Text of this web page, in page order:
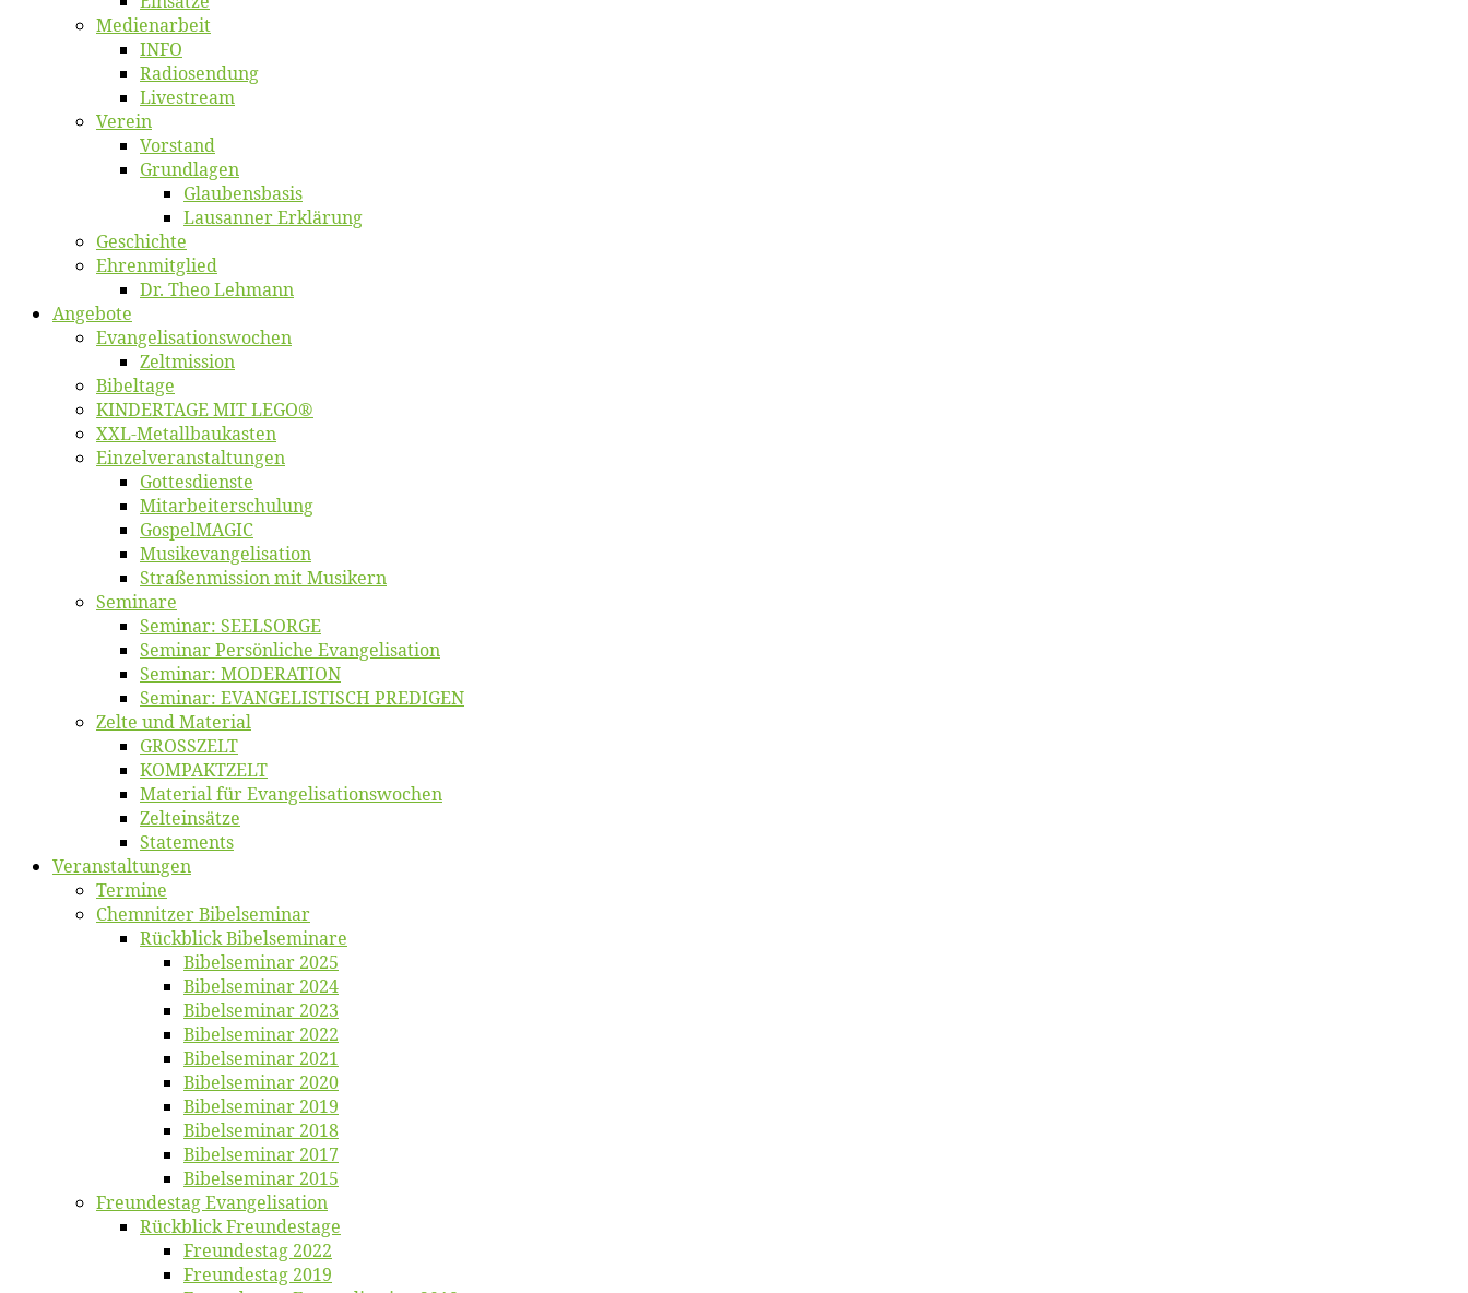
Me­di­en­ar­beit
INFO
Ra­dio­sen­dung
Live­stream
Ver­ein
Vor­stand
Grund­la­gen
Glaubens­ba­sis
Lausan­ner Erklärung
Ge­schich­te
Eh­ren­mit­glied
Dr. Theo Lehmann
An­ge­bo­te
Evangelisa­tions­wo­chen
Zelt­mis­si­on
Bi­bel­ta­ge
KINDERTAGE MIT LEGO®
XXL-Me­­tal­l­­bau­­kas­­ten
Einzelver­an­stal­tungen
Got­tes­diens­te
Mitarbeiter­schulung
Gos­pel­MA­GIC
Musikevan­ge­li­sa­tion
Straßenmis­sion mit Musikern
Se­mi­na­re
Se­mi­nar: SEELSORGE
Se­mi­nar Per­sön­li­che Evangelisation
Se­mi­nar: MODERATION
Se­mi­nar: EVANGELISTISCH PREDIGEN
Zel­te und Material
GROSSZELT
KOMPAKTZELT
Ma­te­ri­al für Evangelisationswochen
Zelt­ein­sät­ze
State­ments
Ver­an­stal­tun­gen
Ter­mi­ne
Chemnit­zer Bibelseminar
Rück­blick Bibelseminare
Bi­bel­se­mi­nar 2025
Bi­bel­se­mi­nar 2024
Bi­bel­se­mi­nar 2023
Bi­bel­se­mi­nar 2022
Bi­bel­se­mi­nar 2021
Bi­bel­se­mi­nar 2020
Bi­bel­se­mi­nar 2019
Bi­bel­se­mi­nar 2018
Bibelsemi­nar 2017
Bibelsemi­nar 2015
Freun­des­tag Evangelisation
Rück­blick Freundestage
Freun­des­tag 2022
Freun­des­tag 2019